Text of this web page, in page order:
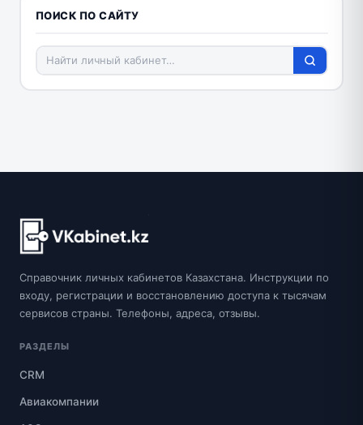
ПОИСК ПО САЙТУ
Справочник личных кабинетов Казахстана. Инструкции по
входу, регистрации и восстановлению доступа к тысячам
сервисов страны. Телефоны, адреса, отзывы.
РАЗДЕЛЫ
CRM
Авиакомпании